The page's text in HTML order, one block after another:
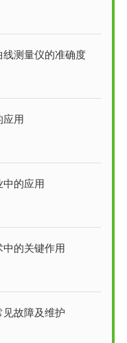
测量仪的准确度
应用
中的应用
的关键作用
故障及维护